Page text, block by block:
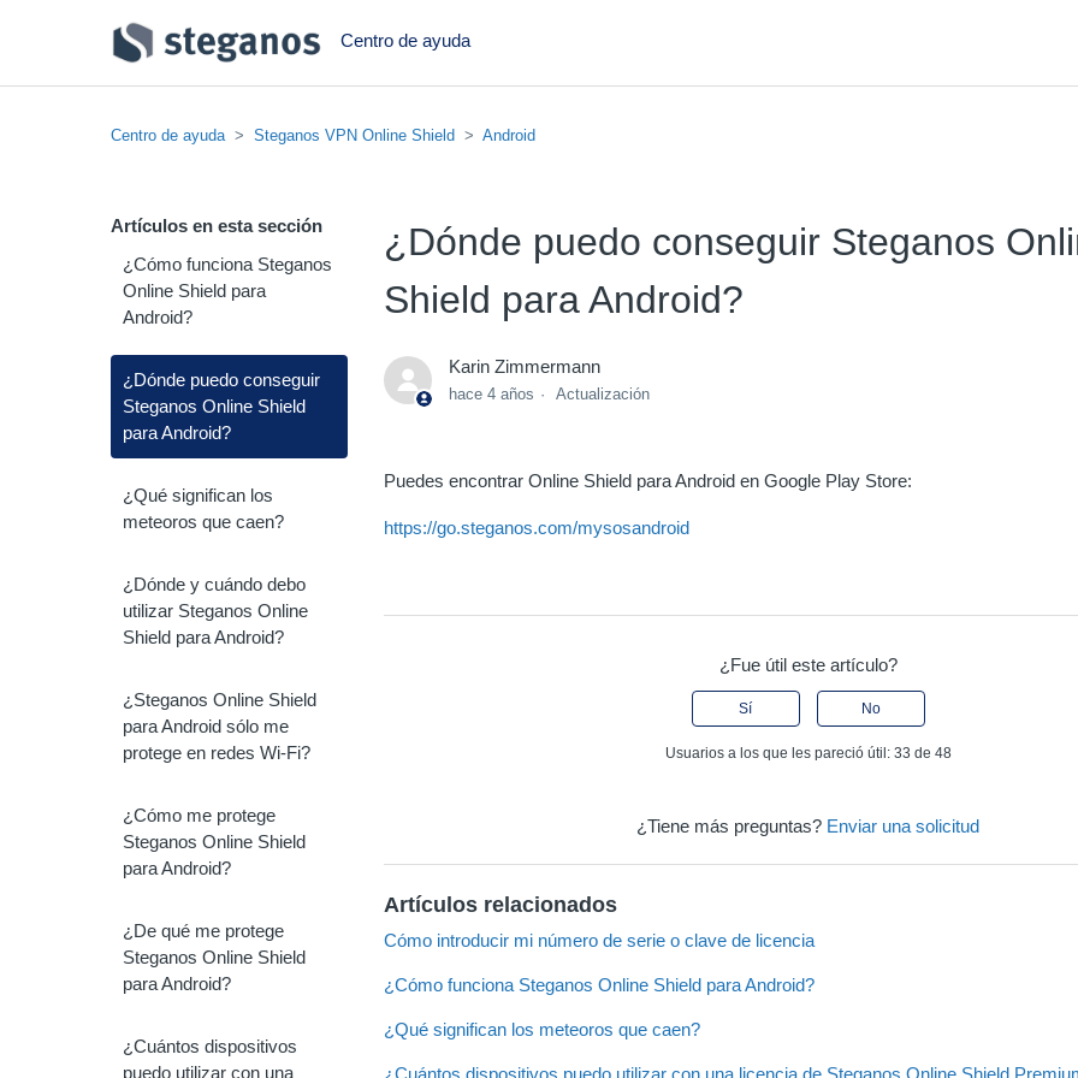
Centro de ayuda
Centro de ayuda Steganos VPN Online Shield Android
Artículos en esta sección
¿Cómo funciona Steganos
Online Shield para
Android?
¿Dónde puedo conseguir
Steganos Online Shield
para Android?
¿Qué significan los
meteoros que caen?
¿Dónde y cuándo debo
utilizar Steganos Online
Shield para Android?
¿Steganos Online Shield
para Android sólo me
protege en redes Wi-Fi?
¿Cómo me protege
Steganos Online Shield
para Android?
¿De qué me protege
Steganos Online Shield
para Android?
¿Cuántos dispositivos
puedo utilizar con una
¿Dónde puedo conseguir Steganos
Shield para Android?
Karin Zimmermann
hace 4 años Actualización
Puedes encontrar Online Shield para Android en Google Play Store:
https://go.steganos.com/mysosandroid
¿Fue útil este artículo?
Sí No
Usuarios a los que les pareció útil: 33 de 48
¿Tiene más preguntas? Enviar una solicitud
Artículos relacionados
Cómo introducir mi número de serie o clave de licencia
¿Cómo funciona Steganos Online Shield para Android?
¿Qué significan los meteoros que caen?